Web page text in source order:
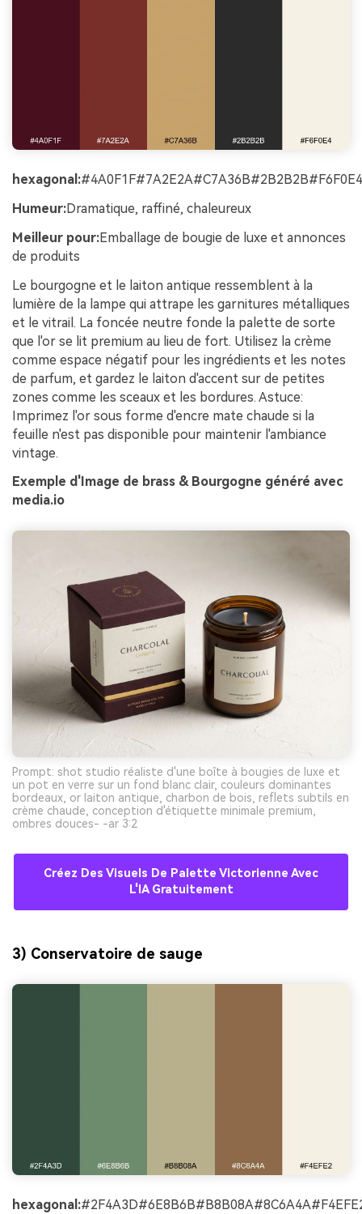
hexagonal:#4A0F1F#7A2E2A#C7A36B#2B2B2B#F6F0E4
Humeur:Dramatique, raffiné, chaleureux
Meilleur pour:Emballage de bougie de luxe et annonces
de produits
Le bourgogne et le laiton antique ressemblent à la
lumière de la lampe qui attrape les garnitures métalliques
et le vitrail. La foncée neutre fonde la palette de sorte
que l'or se lit premium au lieu de fort. Utilisez la crème
comme espace négatif pour les ingrédients et les notes
de parfum, et gardez le laiton d'accent sur de petites
zones comme les sceaux et les bordures. Astuce:
Imprimez l'or sous forme d'encre mate chaude si la
feuille n'est pas disponible pour maintenir l'ambiance
vintage.
Exemple d'Image de brass & Bourgogne généré avec
media.io
Prompt: shot studio réaliste d'une boîte à bougies de luxe et
un pot en verre sur un fond blanc clair, couleurs dominantes
bordeaux, or laiton antique, charbon de bois, reflets subtils en
crème chaude, conception d'étiquette minimale premium,
ombres douces- -ar 3:2
Créez Des Visuels De Palette Victorienne Avec
L'IA Gratuitement
3) Conservatoire de sauge
hexagonal: